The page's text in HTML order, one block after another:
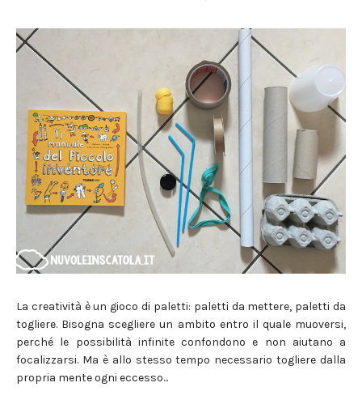
La creatività è un gioco di paletti: paletti da mettere, paletti da
togliere. Bisogna scegliere un ambito entro il quale muoversi,
perché le possibilità infinite confondono e non aiutano a
focalizzarsi. Ma è allo stesso tempo necessario togliere dalla
propria mente ogni eccesso...